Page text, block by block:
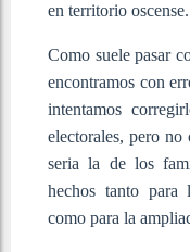
en territorio oscense.
Como suele pasar
encontramos con
intentamos
electorales, pero
seria la de los
hechos tanto para
como para la